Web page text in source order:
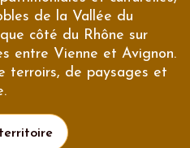
de la Vallée du
côté du Rhône sur
entre Vienne et Avignon.
terroirs, de paysages et